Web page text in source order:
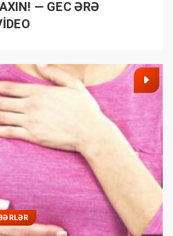
— GEC ƏRƏ